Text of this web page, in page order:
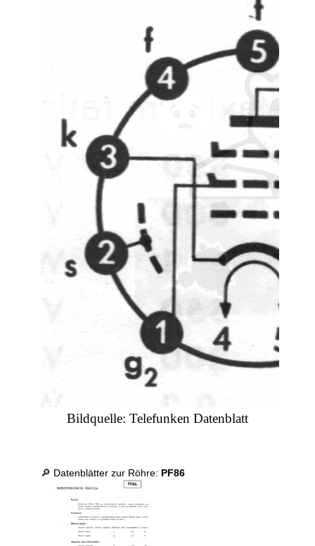
Bildquelle: Telefunken Datenblatt
🔎 Datenblätter zur Röhre: PF86